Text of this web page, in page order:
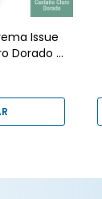
Issue
Dorado 1